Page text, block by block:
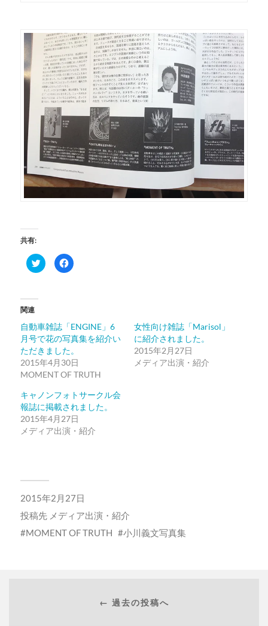
共有:
ク
リ
有
(新
し
い
ウ
ィ
ン
ド
で
開
き
ま
す)
Facebook
で
リ
ッ
ク
て
く
だ
さ
(新
し
い
ウ
ィ
ン
ド
関連
自動車雑誌「ENGINE」6
月号で花の写真集を紹介い
ただきました。
2015年4月30日
MOMENT OF TRUTH
女性向け雑誌「Marisol」
に紹介されました。
2015年2月27日
メディア出演・紹介
キャノンフォトサークル会
報誌に掲載されました。
2015年4月27日
メディア出演・紹介
2015年2月27日
投稿先 メディア出演・紹介
MOMENT OF TRUTH
小川義文写真集
← 過去の投稿へ